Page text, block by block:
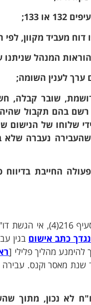
שובר קבלה,
המנהל מכוח סעיף 130, ולא
שלוחו של הנישום
נעברה שלא
העבירה הנפוצה ביותר
כתב אישום בגין
מהליך פלילי [
לא נכון, מתוך